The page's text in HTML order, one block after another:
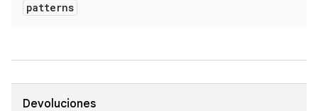
patterns
Devoluciones